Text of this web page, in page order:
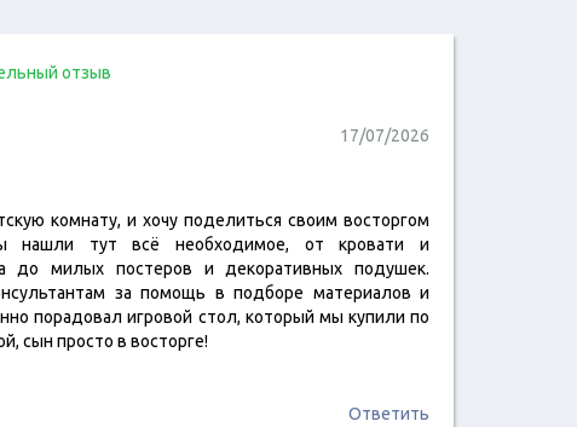
читать отзыв
отзыв
17/07/2026
комнату, и хочу поделиться своим восторгом
тут всё необходимое, от кровати и
до милых постеров и декоративных подушек.
за помощь в подборе материалов и
порадовал игровой стол, который мы купили по
сын просто в восторге!
Ответить